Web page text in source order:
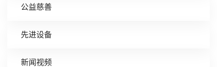
公益慈善
先进设备
新闻视频